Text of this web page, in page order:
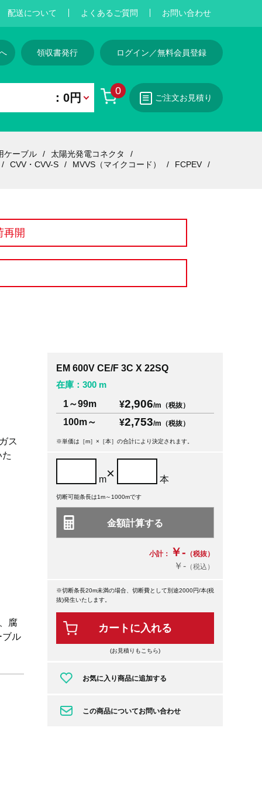
配送について よくあるご質問 お問い合わせ
領収書発行 ログイン／無料会員登録
0
：0円 ご注文お見積り
ケーブル
太陽光発電コネクタ
CVV・CVV-S
MVVS（マイクコード） FCPEV
再開
ス
腐
ブル
EM 600V CE/F 3C X 22SQ
在庫：300 m
1～99m
¥2,906/m（税抜）
100m～ ¥2,753/m（税抜）
※単価は［m］×［本］の合計により決定されます。
m× 本
切断可能条長は1m～1000mです
小計： ￥- （税抜）
￥-（税込）
※切断条長20m未満の場合、切断費として別途2000円/本(税
抜)発生いたします。
カートに入れる
(お見積りもこちら)
お気に入り商品に追加する
この商品についてお問い合わせ